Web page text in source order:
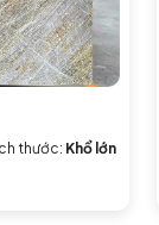
thước: Khổ lớn